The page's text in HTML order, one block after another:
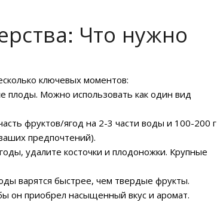
Что нужно
ключевых моментов:
плоды. Можно использовать как один вид
фруктов/ягод на 2-3 части воды и 100-200 г
предпочтений).
удалите косточки и плодоножки. Крупные
варятся быстрее, чем твердые фрукты.
он приобрел насыщенный вкус и аромат.